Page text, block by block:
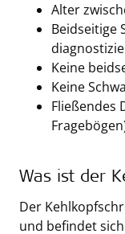
Alter
Beidseitige
Keine
Keine
Fließendes
Was ist der
Der
und befindet